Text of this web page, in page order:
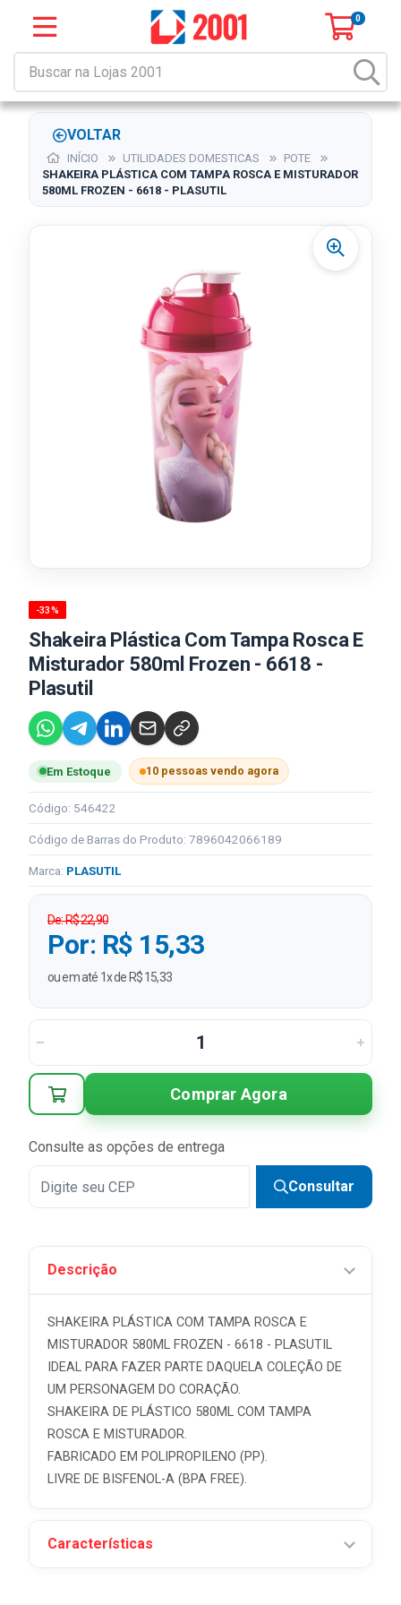
0
VOLTAR
INÍCIO UTILIDADES DOMESTICAS
POTE
SHAKEIRA PLÁSTICA COM TAMPA ROSCA E MISTURADOR
580ML FROZEN - 6618 - PLASUTIL
-33%
Shakeira Plástica Com Tampa Rosca E
Misturador 580ml Frozen - 6618 -
Plasutil
Em Estoque 10 pessoas vendo agora
Código: 546422
Código de Barras do Produto: 7896042066189
Marca: PLASUTIL
De: R$ 22,90
Por: R$ 15,33
ou em até 1x de R$ 15,33
Comprar Agora
Consulte as opções de entrega
Consultar
Descrição
SHAKEIRA PLÁSTICA COM TAMPA ROSCA E
MISTURADOR 580ML FROZEN - 6618 - PLASUTIL
IDEAL PARA FAZER PARTE DAQUELA COLEÇÃO DE
UM PERSONAGEM DO CORAÇÃO.
SHAKEIRA DE PLÁSTICO 580ML COM TAMPA
ROSCA E MISTURADOR.
FABRICADO EM POLIPROPILENO (PP).
LIVRE DE BISFENOL-A (BPA FREE).
Características